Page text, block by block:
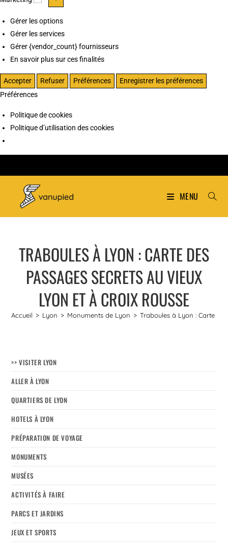
Gérer les options
Gérer les services
Gérer {vendor_count} fournisseurs
En savoir plus sur ces finalités
Accepter Refuser Préférences
Enregistrer les préférences
Préférences
Politique de cookies
Politique d’utilisation des cookies
MENU
TRABOULES À LYON : CARTE DES
PASSAGES SECRETS AU VIEUX
LYON ET À CROIX ROUSSE
Accueil > Lyon > Monuments de Lyon > Traboules à Lyon : Carte
>> VISITER LYON
ALLER À LYON
QUARTIERS DE LYON
HOTELS À LYON
PRÉPARATION DE VOYAGE
MONUMENTS
MUSÉES
ACTIVITÉS À FAIRE
PARCS ET JARDINS
JEUX ET SPORTS